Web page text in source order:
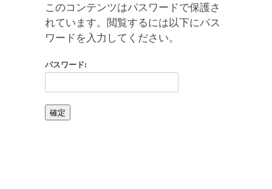
このコンテンツはパスワードで保護さ
れています。閲覧するには以下にパス
ワードを入力してください。
パスワード: